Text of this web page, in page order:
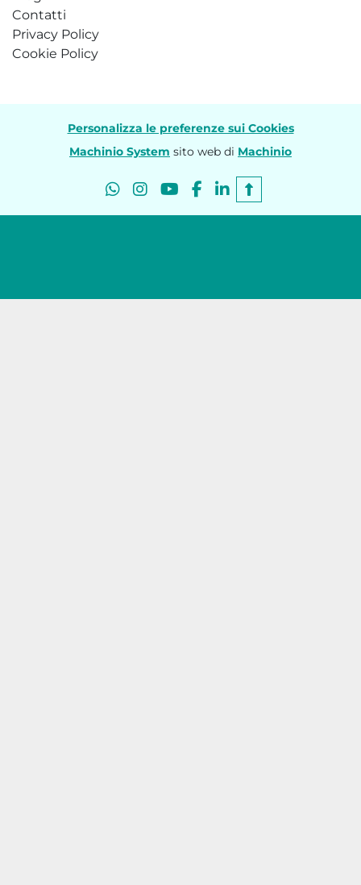
Contatti
Privacy Policy
Cookie Policy
Personalizza le preferenze sui Cookies
Machinio System sito web di Machinio
whatsapp
instagram
youtube
facebook
linkedin